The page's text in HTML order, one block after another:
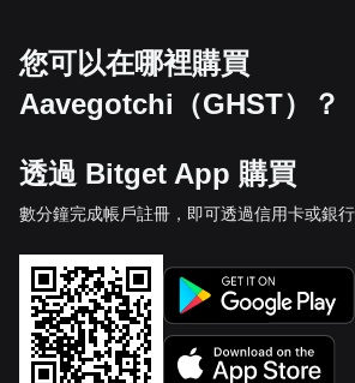
您可以在哪裡購買
Aavegotchi（GHST）？
透過 Bitget App 購買
數分鐘完成帳戶註冊，即可透過信用卡或銀行